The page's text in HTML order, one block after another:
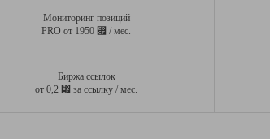
Мониторинг позиций
PRO от 1950 ⃏ / мес.
Биржа ссылок
от 0,2 ⃏ за ссылку / мес.